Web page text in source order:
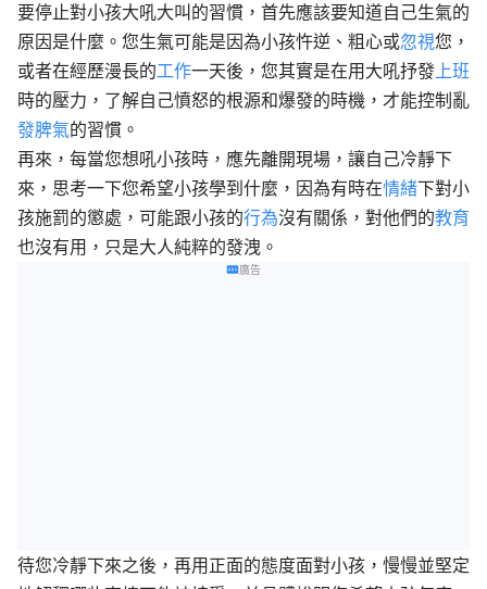
要停止對小孩大吼大叫的習慣，首先應該要知道自己生氣的
原因是什麼。您生氣可能是因為小孩忤逆、粗心或忽視您，
或者在經歷漫長的工作一天後，您其實是在用大吼抒發上班
時的壓力，了解自己憤怒的根源和爆發的時機，才能控制亂
發脾氣的習慣。
再來，每當您想吼小孩時，應先離開現場，讓自己冷靜下
來，思考一下您希望小孩學到什麼，因為有時在情緒下對小
孩施罰的懲處，可能跟小孩的行為沒有關係，對他們的教育
也沒有用，只是大人純粹的發洩。
廣告
待您冷靜下來之後，再用正面的態度面對小孩，慢慢並堅定